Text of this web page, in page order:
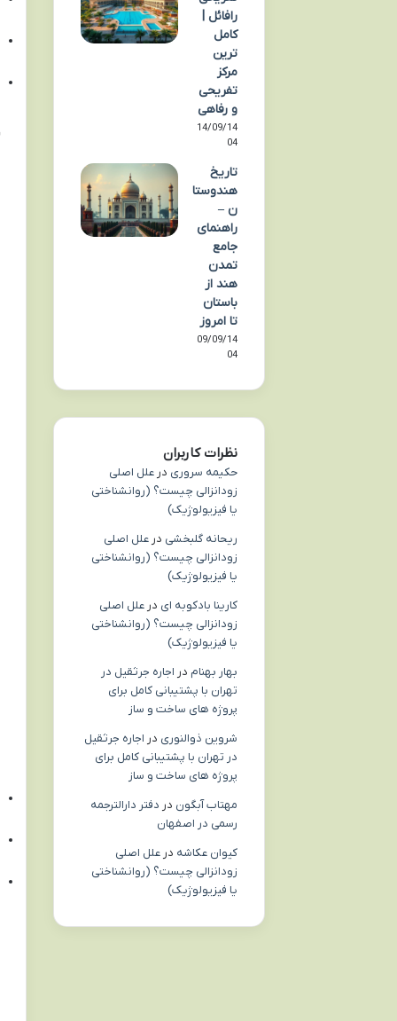
رافائل |
کامل
ترین
مرکز
تفریحی
و رفاهی
14/09/14
04
تاریخ
هندوستا
ن –
راهنمای
جامع
تمدن
هند از
باستان
تا امروز
09/09/14
04
نظرات کاربران
حکیمه سروری درعلل اصلی
زودانزالی چیست؟ (روانشناختی
یا فیزیولوژیک)
ریحانه گلبخشی درعلل اصلی
زودانزالی چیست؟ (روانشناختی
یا فیزیولوژیک)
کارینا بادکوبه ای درعلل اصلی
زودانزالی چیست؟ (روانشناختی
یا فیزیولوژیک)
بهار بهنام در اجاره جرثقیل در
تهران با پشتیبانی کامل برای
پروژه های ساخت و ساز
شروین ذوالنوری در اجاره جرثقیل
در تهران با پشتیبانی کامل برای
پروژه های ساخت و ساز
مهتاب آبگون در دفتر دارالترجمه
رسمی در اصفهان
کیوان عکاشه درعلل اصلی
زودانزالی چیست؟ (روانشناختی
یا فیزیولوژیک)